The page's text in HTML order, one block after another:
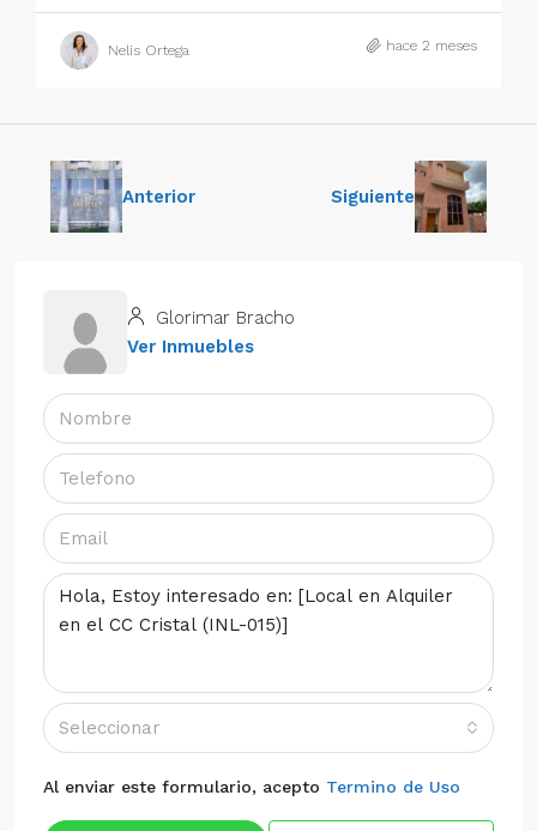
Nelis Ortega hace 2 meses
Anterior Siguiente
Glorimar Bracho
Ver Inmuebles
Seleccionar
Al enviar este formulario, acepto Termino de Uso